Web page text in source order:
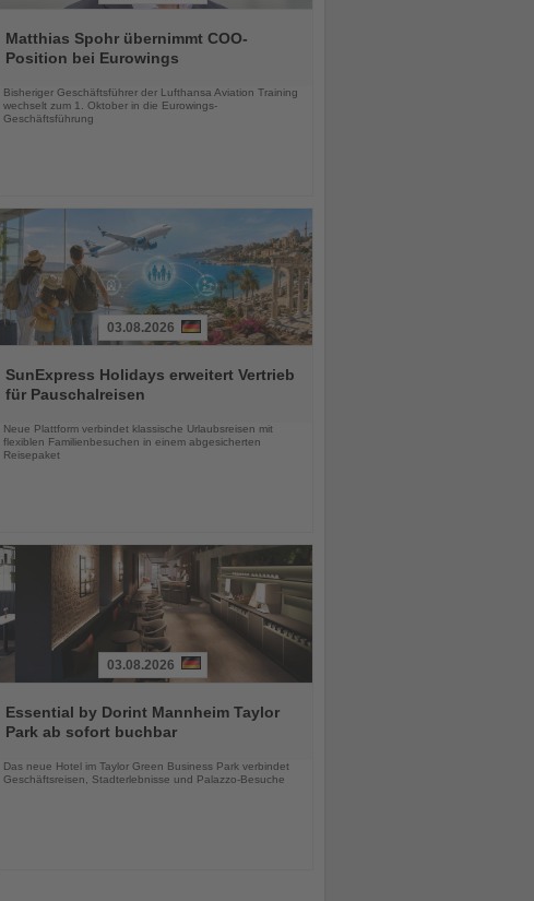
Sie
die
Matthias Spohr übernimmt COO-
Position bei Eurowings
Bisheriger Geschäftsführer der Lufthansa Aviation Training
wechselt zum 1. Oktober in die Eurowings-
Geschäftsführung
Sie
die
03.08.2026
SunExpress Holidays erweitert Vertrieb
für Pauschalreisen
Neue Plattform verbindet klassische Urlaubsreisen mit
flexiblen Familienbesuchen in einem abgesicherten
Reisepaket
Sie
die
03.08.2026
Essential by Dorint Mannheim Taylor
Park ab sofort buchbar
Das neue Hotel im Taylor Green Business Park verbindet
Geschäftsreisen, Stadterlebnisse und Palazzo-Besuche